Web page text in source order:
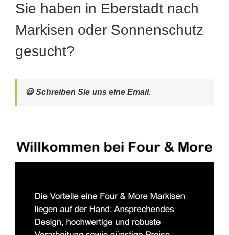
Sie haben in Eberstadt nach
Markisen oder Sonnenschutz
gesucht?
😃 Schreiben Sie uns eine Email.